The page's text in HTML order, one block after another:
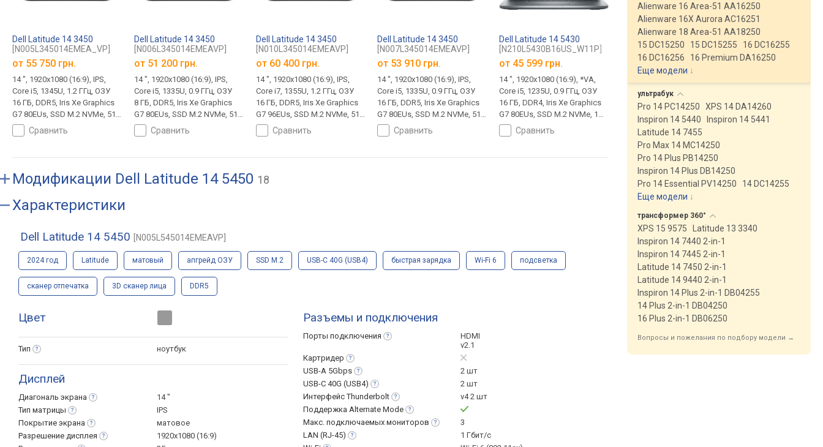
Dell Latitude 14 3450
[N005L345014EMEA_VP]
от 55 750 грн.
14 ", 1920x1080 (16:9), IPS,
Core i5, 1345U, 1.2 ГГц, ОЗУ
16 ГБ, DDR5, Iris Xe Graphics
G7 80EUs, SSD M.2 NVMe, 512
ГБ, Win 11 Pro, USB-A 5Gbps,
USB-C 20Gbps, Wi-Fi 6,
сравнить
Dell Latitude 14 3450
[N006L345014EMEAVP]
от 51 200 грн.
14 ", 1920x1080 (16:9), IPS,
Core i5, 1335U, 0.9 ГГц, ОЗУ
8 ГБ, DDR5, Iris Xe Graphics
G7 80EUs, SSD M.2 NVMe, 512
ГБ, Win 11 Pro, USB-A 5Gbps,
USB-C 20Gbps, Wi-Fi 6,
сравнить
Dell Latitude 14 3450
[N010L345014EMEAVP]
от 60 400 грн.
14 ", 1920x1080 (16:9), IPS,
Core i7, 1355U, 1.2 ГГц, ОЗУ
16 ГБ, DDR5, Iris Xe Graphics
G7 96EUs, SSD M.2 NVMe, 512
ГБ, Win 11 Pro, USB-A 5Gbps,
USB-C 20Gbps, Wi-Fi 6,
сравнить
Dell Latitude 14 3450
[N007L345014EMEAVP]
от 53 910 грн.
14 ", 1920x1080 (16:9), IPS,
Core i5, 1335U, 0.9 ГГц, ОЗУ
16 ГБ, DDR5, Iris Xe Graphics
G7 80EUs, SSD M.2 NVMe, 512
ГБ, Win 11 Pro, USB-A 5Gbps,
USB-C 20Gbps, Wi-Fi 6,
сравнить
Dell Latitude 14 5430
[N210L5430B16US_W11P]
от 45 599 грн.
14 ", 1920x1080 (16:9), *VA,
Core i5, 1235U, 0.9 ГГц, ОЗУ
16 ГБ, DDR4, Iris Xe Graphics
G7 80EUs, SSD M.2 NVMe, 1
ТБ, Win 11 Pro, USB-A 5Gbps,
USB-C 40G (USB4),
зарядка, 3D сканер лица,
сравнить
Dell Latitude 14 3440
[N031L344014EMEAVP]
55 760 грн.
(16:9), IPS, Core i7, 1355U,
1.2 ГГц, ОЗУ 16 ГБ, DDR4, Iris
Xe Graphics G7 96EUs, SSD
M.2 NVMe, 512 ГБ, Win 11 Pro,
USB-A 5Gbps, USB-C 10Gbps,
Wi-Fi 6E, быстрая зарядка,
сканер отпечатка, 3D сканер
лица, 1.54 кг
сравнить
Dell Latitude 14 3440
от 50 999 грн.
1.2 ГГц, ОЗУ 16 ГБ,
Xe Graphics G7
Модификации Dell Latitude 14 5450 18
Характеристики
Dell Latitude 14 5450 [N005L545014EMEAVP]
2024 год Latitude матовый апгрейд ОЗУ SSD M.2 USB-C 40G (USB4) быстрая зарядка Wi-Fi 6 подсветка
сканер отпечатка 3D сканер лица DDR5
Цвет
Тип ноутбук
Дисплей
Диагональ экрана
14 "
Тип матрицы
IPS
Покрытие экрана
матовое
Разрешение дисплея
1920x1080 (16:9)
Разъемы и подключения
Порты подключения
HDMI
v2.1
Картридер
USB-A 5Gbps
2 шт
USB-C 40G (USB4)
2 шт
ИнтерфейсThunderbolt
v4 2 шт
Поддержка Alternate Mode
Макс. подключаемых мониторов
3
LAN (RJ-45)
1 Гбит/с
Alienware 16 Area-51 AA16250
Alienware 16X Aurora AC16251
Alienware 18 Area-51 AA18250
15 DC15250
15 DC15255
16 DC16255
16 DC16256
16 Premium DA16250
Еще модели ↓
ультрабук
Pro 14 PC14250
XPS 14 DA14260
Inspiron 14 5440
Inspiron 14 5441
Latitude 14 7455
Pro Max 14 MC14250
Pro 14 Plus PB14250
Inspiron 14 Plus DB14250
Pro 14 Essential PV14250
14 DC14255
Еще модели ↓
трансформер 360°
XPS 15 9575
Latitude 13 3340
Inspiron 14 7440 2-in-1
Inspiron 14 7445 2-in-1
Latitude 14 7450 2-in-1
Latitude 14 9440 2-in-1
Inspiron 14 Plus 2-in-1 DB04255
14 Plus 2-in-1 DB04250
16 Plus 2-in-1 DB06250
Вопросы и пожелания по подбору модели →